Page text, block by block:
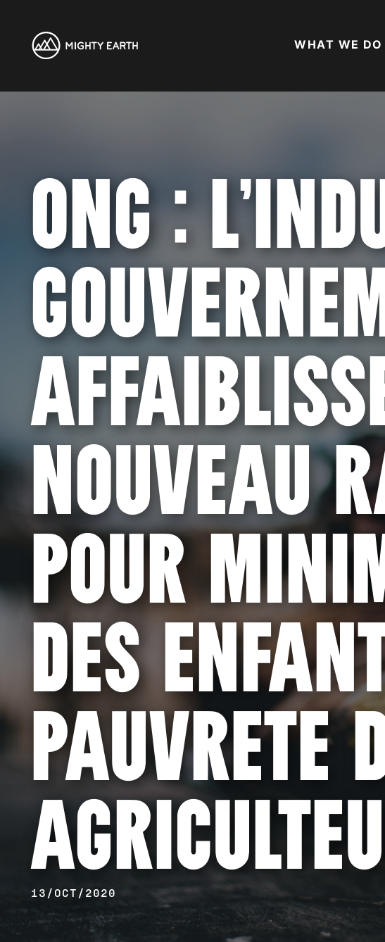
WHAT WE DO
ONG:
NOUVEAU
POUR
DES
PAUVRETÉ
13/OCT/2020